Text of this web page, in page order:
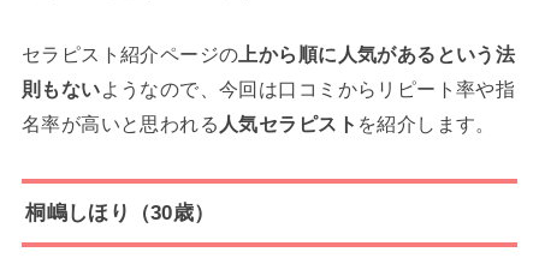
セラピスト紹介ページの 上から順に人気があるという法
則もないようなので、今回は口コミからリピート率や指
名率が高いと思われる 人気セラピスト を紹介します。
桐嶋しほり（30歳）